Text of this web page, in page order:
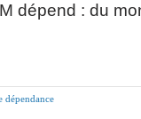
dépend : du
dépendance